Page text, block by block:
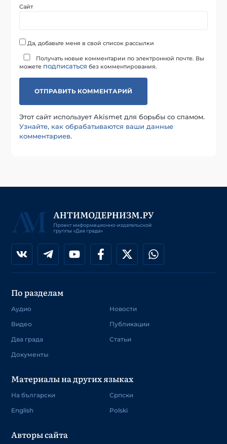
Сайт
Да, добавьте меня в свой список рассылки
Получать новые комментарии по электронной почте. Вы
можете подписаться без комментирования.
Этот сайт использует Akismet для борьбы со спамом.
Узнайте, как обрабатываются ваши данные
комментариев.
По разделам
Аудио
Видео
Два града
Документы
Новости
Публикации
Статьи
Материалы на других языках
На български
English
Српски
Polski
Авторы сайта